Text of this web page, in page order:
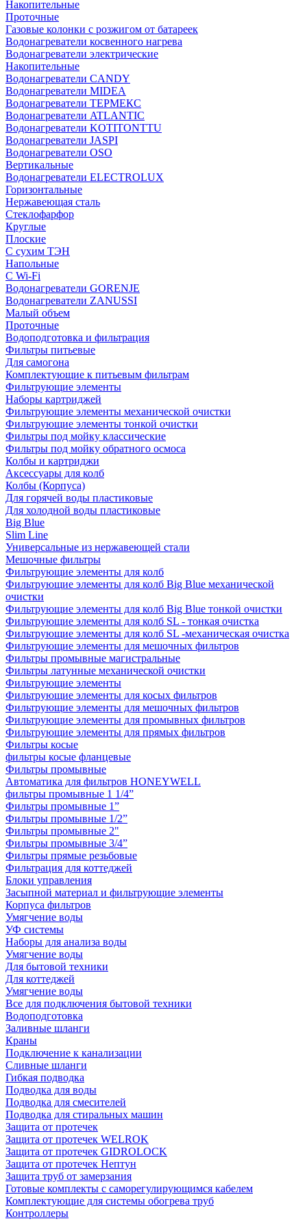
Накопительные
Проточные
Газовые колонки с розжигом от батареек
Водонагреватели косвенного нагрева
Водонагреватели электрические
Накопительные
Водонагреватели CANDY
Водонагреватели MIDEA
Водонагреватели ТЕРМЕКС
Водонагреватели ATLANTIC
Водонагреватели KOTITONTTU
Водонагреватели JASPI
Водонагреватели OSO
Вертикальные
Водонагреватели ELECTROLUX
Горизонтальные
Нержавеющая сталь
Стеклофарфор
Круглые
Плоские
С сухим ТЭН
Напольные
С Wi-Fi
Водонагреватели GORENJE
Водонагреватели ZANUSSI
Малый объем
Проточные
Водоподготовка и фильтрация
Фильтры питьевые
Для самогона
Комплектующие к питьевым фильтрам
Фильтрующие элементы
Наборы картриджей
Фильтрующие элементы механической очистки
Фильтрующие элементы тонкой очистки
Фильтры под мойку классические
Фильтры под мойку обратного осмоса
Колбы и картриджи
Аксессуары для колб
Колбы (Корпуса)
Для горячей воды пластиковые
Для холодной воды пластиковые
Big Blue
Slim Line
Универсальные из нержавеющей стали
Мешочные фильтры
Фильтрующие элементы для колб
Фильтрующие элементы для колб Big Blue механической
очистки
Фильтрующие элементы для колб Big Blue тонкой очистки
Фильтрующие элементы для колб SL - тонкая очистка
Фильтрующие элементы для колб SL -механическая очистка
Фильтрующие элементы для мешочных фильтров
Фильтры промывные магистральные
Фильтры латунные механической очистки
Фильтрующие элементы
Фильтрующие элементы для косых фильтров
Фильтрующие элементы для мешочных фильтров
Фильтрующие элементы для промывных фильтров
Фильтрующие элементы для прямых фильтров
Фильтры косые
фильтры косые фланцевые
Фильтры промывные
Автоматика для фильтров HONEYWELL
фильтры промывные 1 1/4”
Фильтры промывные 1”
Фильтры промывные 1/2”
Фильтры промывные 2"
Фильтры промывные 3/4”
Фильтры прямые резьбовые
Фильтрация для коттеджей
Блоки управления
Засыпной материал и фильтрующие элементы
Корпуса фильтров
Умягчение воды
УФ системы
Наборы для анализа воды
Умягчение воды
Для бытовой техники
Для коттеджей
Умягчение воды
Все для подключения бытовой техники
Водоподготовка
Заливные шланги
Краны
Подключение к канализации
Сливные шланги
Гибкая подводка
Подводка для воды
Подводка для смесителей
Подводка для стиральных машин
Защита от протечек
Защита от протечек WELROK
Защита от протечек GIDROLOCK
Защита от протечек Нептун
Защита труб от замерзания
Готовые комплекты с саморегулирующимся кабелем
Комплектующие для системы обогрева труб
Контроллеры